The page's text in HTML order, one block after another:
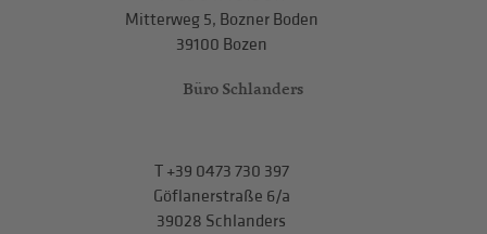
Mitterweg 5, Bozner Boden
39100 Bozen
Büro Schlanders
T+39 0473 730 397
Göflanerstraße 6/a
39028 Schlanders